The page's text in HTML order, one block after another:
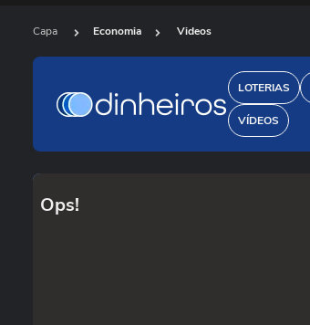
Capa Economia Videos
LOTERIAS
VÍDEOS
Ops!